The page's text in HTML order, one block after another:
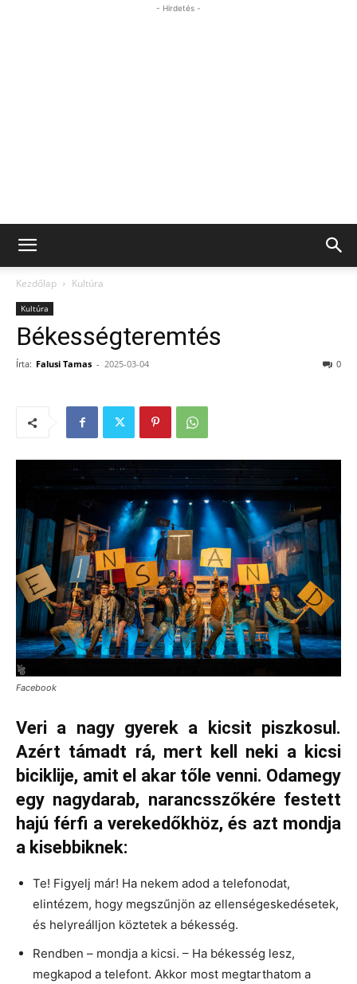
- Hirdetés -
Kezdőlap Kultúra
Kultúra
Békességteremtés
Írta: Falusi Tamas - 2025-03-04 0
Facebook
Veri a nagy gyerek a kicsit piszkosul.
Azért támadt rá, mert kell neki a kicsi
biciklije, amit el akar tőle venni. Odamegy
egy nagydarab, narancsszőkére festett
hajú férfi a verekedőkhöz, és azt mondja
a kisebbiknek:
Te! Figyelj már! Ha nekem adod a telefonodat,
elintézem, hogy megszűnjön az ellenségeskedésetek,
és helyreálljon köztetek a békesség.
Rendben – mondja a kicsi. – Ha békesség lesz,
megkapod a telefont. Akkor most megtarthatom a